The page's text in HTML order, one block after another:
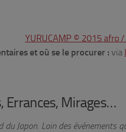
YURUCAMP © 2015 afro /
et où se le procurer : via
Errances, Mirages…
du Japon. Loin des événements